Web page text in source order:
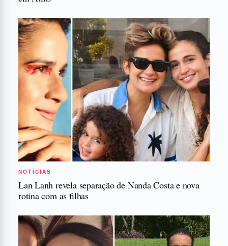
NOTÍCIAS
Lan Lanh revela separação de Nanda Costa e nova
rotina com as filhas